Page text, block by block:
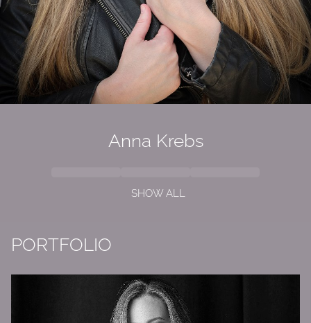
Anna Krebs
SHOW ALL
PORTFOLIO